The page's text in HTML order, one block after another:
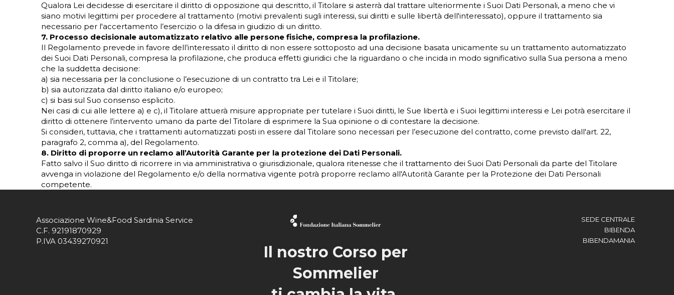
Qualora Lei decidesse di esercitare il diritto di opposizione qui descritto, il Titolare si asterrà dal trattare ulteriormente i Suoi Dati Personali, a meno che vi
siano motivi legittimi per procedere al trattamento (motivi prevalenti sugli interessi, sui diritti e sulle libertà dell'interessato), oppure il trattamento sia
necessario per l'accertamento l’esercizio o la difesa in giudizio di un diritto.
7. Processo decisionale automatizzato relativo alle persone fisiche, compresa la profilazione.
Il Regolamento prevede in favore dell’interessato il diritto di non essere sottoposto ad una decisione basata unicamente su un trattamento automatizzato
dei Suoi Dati Personali, compresa la profilazione, che produca effetti giuridici che la riguardano o che incida in modo significativo sulla Sua persona a meno
che la suddetta decisione:
a) sia necessaria per la conclusione o l’esecuzione di un contratto tra Lei e il Titolare;
b) sia autorizzata dal diritto italiano e/o europeo;
c) si basi sul Suo consenso esplicito.
Nei casi di cui alle lettere a) e c), il Titolare attuerà misure appropriate per tutelare i Suoi diritti, le Sue libertà e i Suoi legittimi interessi e Lei potrà esercitare il
diritto di ottenere l’intervento umano da parte del Titolare di esprimere la Sua opinione o di contestare la decisione.
Si consideri, tuttavia, che i trattamenti automatizzati posti in essere dal Titolare sono necessari per l’esecuzione del contratto, come previsto dall'art. 22,
paragrafo 2, comma a), del Regolamento.
8. Diritto di proporre un reclamo all’Autorità Garante per la protezione dei Dati Personali.
Fatto salvo il Suo diritto di ricorrere in via amministrativa o giurisdizionale, qualora ritenesse che il trattamento dei Suoi Dati Personali da parte del Titolare
avvenga in violazione del Regolamento e/o della normativa vigente potrà proporre reclamo all'Autorità Garante per la Protezione dei Dati Personali
competente.
Associazione Wine&Food Sardinia Service
C.F. 92191870929
P.IVA 03439270921
Il nostro Corso per
Sommelier
SEDE CENTRALE
BIBENDA
BIBENDAMANIA